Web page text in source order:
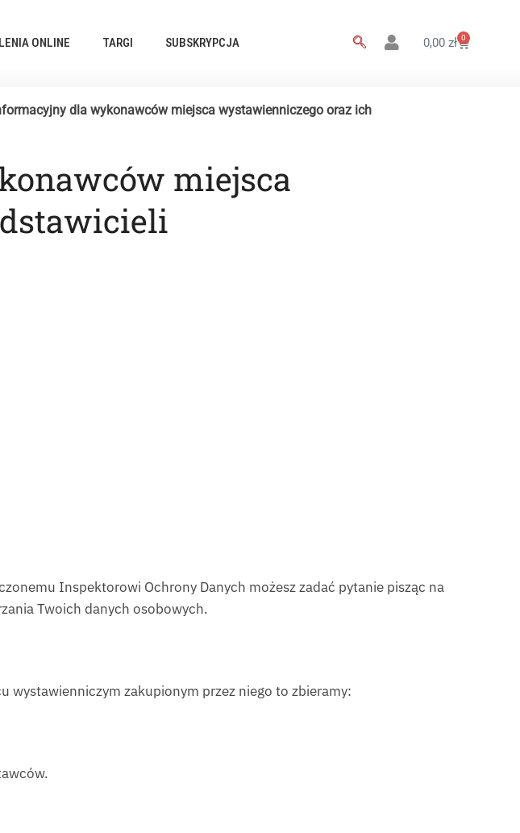
ONLINE TARGI SUBSKRYPCJA 0,00 zł 0
dla wykonawców miejsca wystawienniczego oraz ich
miejsca
Inspektorowi Ochrony Danych możesz zadać pytanie pisząc na
Twoich danych osobowych.
wystawienniczym zakupionym przez niego to zbieramy: